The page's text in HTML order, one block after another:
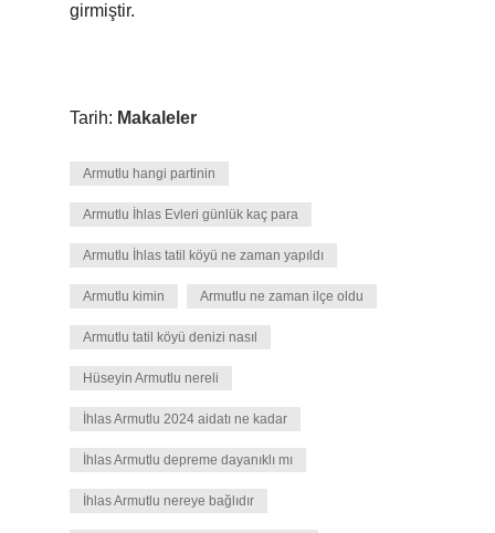
girmiştir.
Tarih: Makaleler
Armutlu hangi partinin
Armutlu İhlas Evleri günlük kaç para
Armutlu İhlas tatil köyü ne zaman yapıldı
Armutlu kimin Armutlu ne zaman ilçe oldu
Armutlu tatil köyü denizi nasıl
Hüseyin Armutlu nereli
İhlas Armutlu 2024 aidatı ne kadar
İhlas Armutlu depreme dayanıklı mı
İhlas Armutlu nereye bağlıdır